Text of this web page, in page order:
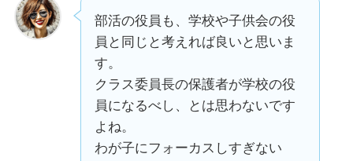
部活の役員も、学校や子供会の役
員と同じと考えれば良いと思いま
す。
クラス委員長の保護者が学校の役
員になるべし、とは思わないです
よね。
わが子にフォーカスしすぎない